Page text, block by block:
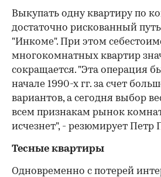
Выкупать одну квартиру по
достаточно рискованный
"Инкоме". При этом
многокомнатных квартир
сокращается. "Эта операция
начале 1990-х гг. за счет
вариантов, а сегодня выбор
всем признакам рынок
исчезнет", - резюмирует Петр
Тесные квартиры
Одновременно с потерей